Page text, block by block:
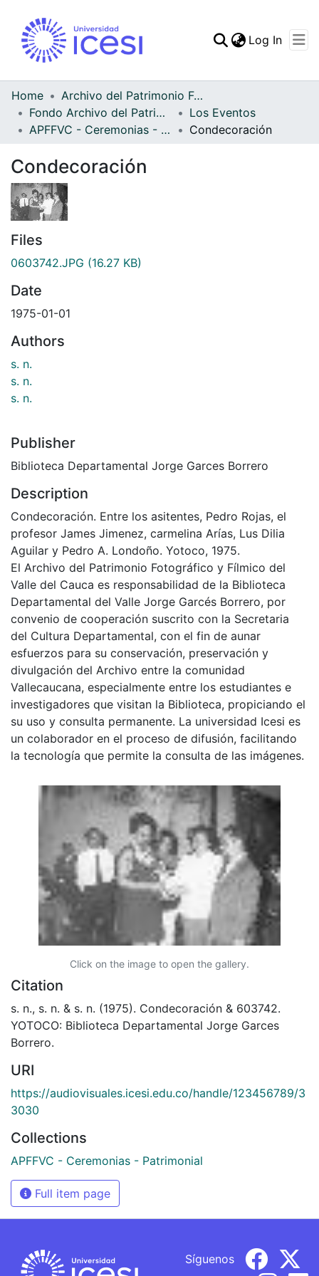
Statistics
Log In
Home
Archivo del Patrimonio Fotográfico y Fílmico del Valle del Cauca
Fondo Archivo del Patrimonio Fotográfico y Fílmico del Valle del Cauca
Los Eventos
APFFVC - Ceremonias - Patrimonial
Condecoración
Condecoración
Files
0603742.JPG (16.27 KB)
Date
1975-01-01
Authors
s. n.
s. n.
s. n.
Publisher
Biblioteca Departamental Jorge Garces Borrero
Description
Condecoración. Entre los asitentes, Pedro Rojas, el
profesor James Jimenez, carmelina Arías, Lus Dilia
Aguilar y Pedro A. Londoño. Yotoco, 1975.
El Archivo del Patrimonio Fotográfico y Fílmico del
Valle del Cauca es responsabilidad de la Biblioteca
Departamental del Valle Jorge Garcés Borrero, por
convenio de cooperación suscrito con la Secretaria
del Cultura Departamental, con el fin de aunar
esfuerzos para su conservación, preservación y
divulgación del Archivo entre la comunidad
Vallecaucana, especialmente entre los estudiantes e
investigadores que visitan la Biblioteca, propiciando el
su uso y consulta permanente. La universidad Icesi es
un colaborador en el proceso de difusión, facilitando
la tecnología que permite la consulta de las imágenes.
Click on the image to open the gallery.
Citation
s. n., s. n. & s. n. (1975). Condecoración & 603742.
YOTOCO: Biblioteca Departamental Jorge Garces
Borrero.
URI
https://audiovisuales.icesi.edu.co/handle/123456789/3
3030
Collections
APFFVC - Ceremonias - Patrimonial
Full item page
Síguenos